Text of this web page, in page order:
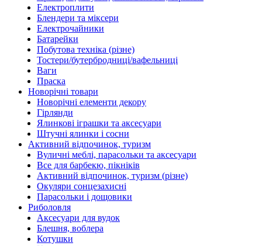
Електроплити
Блендери та міксери
Електрочайники
Батарейки
Побутова техніка (різне)
Тостери/бутербродниці/вафельниці
Ваги
Праска
Новорічні товари
Новорічні елементи декору
Гірлянди
Ялинкові іграшки та аксесуари
Штучні ялинки і сосни
Активний відпочинок, туризм
Вуличні меблі, парасольки та аксесуари
Все для барбекю, пікніків
Активний відпочинок, туризм (різне)
Окуляри сонцезахисні
Парасольки і дощовики
Риболовля
Аксесуари для вудок
Блешня, воблера
Котушки